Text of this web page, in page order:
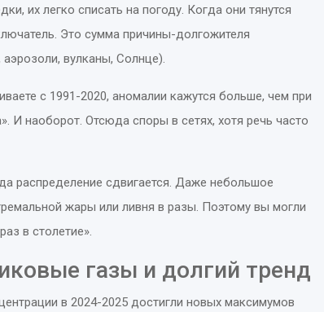
их легко списать на погоду. Когда они тянутся
Это сумма причины-долгожителя
вулканы, Солнце).
с 1991-2020, аномалии кажутся больше, чем при
И наоборот. Отсюда споры в сетях, хотя речь часто
распределение сдвигается. Даже небольшое
жары или ливня в разы. Поэтому вы могли
в столетие».
газы и долгий тренд
в 2024-2025 достигли новых максимумов